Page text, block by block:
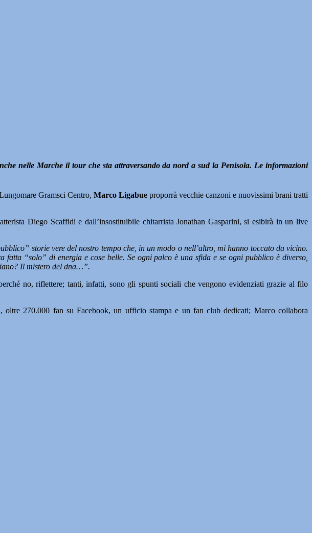
nelle Marche il tour che sta attraversando da nord a sud la Penisola. Le informazioni
Gramsci Centro, Marco Ligabue proporrà vecchie canzoni e nuovissimi brani tratti
Diego Scaffidi e dall’insostituibile chitarrista Jonathan Gasparini, si esibirà in un live
storie vere del nostro tempo che, in un modo o nell’altro, mi hanno toccato da vicino.
“solo” di energia e cose belle. Se ogni palco è una sfida e se ogni pubblico è diverso,
Il mistero del dna…”.
no, riflettere; tanti, infatti, sono gli spunti sociali che vengono evidenziati grazie al filo
270.000 fan su Facebook, un ufficio stampa e un fan club dedicati; Marco collabora